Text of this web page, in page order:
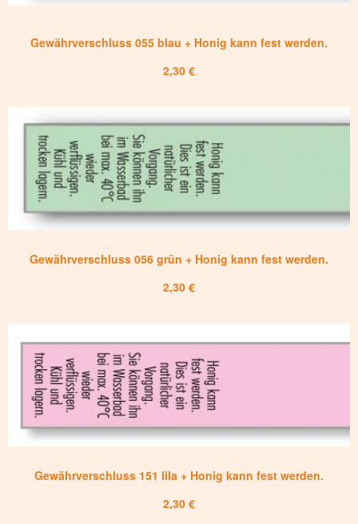
Gewährverschluss 055 blau + Honig kann fest werden.
2,30 €
Gewährverschluss 056 grün + Honig kann fest werden.
2,30 €
Gewährverschluss 151 lila + Honig kann fest werden.
2,30 €